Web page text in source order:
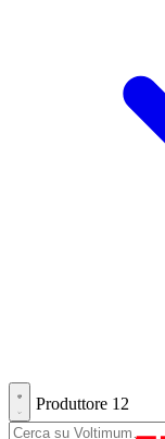
Produttore 12